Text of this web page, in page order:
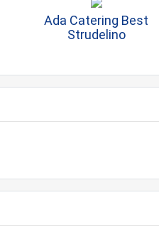
Ada Catering Best
Strudelino